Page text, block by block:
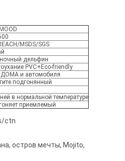
MSDS/SGS
дельфин
PVC+Eco-friendly
и автомобиля
подгонянный
в нормальной температуре
приемлемый
ctn
остров мечты, Mojito,